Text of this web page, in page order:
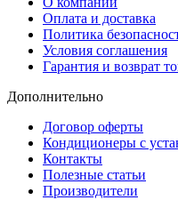
Оплата и доставка
Политика
Условия соглашения
Гарантия и возврат
Дополнительно
Договор оферты
Кондиционеры с
Контакты
Полезные статьи
Производители